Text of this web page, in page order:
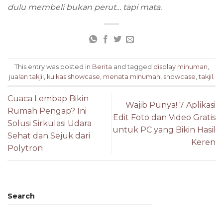
dulu membeli bukan perut… tapi mata.
This entry was posted in Berita and tagged display minuman
jualan takjil kulkas showcase menata minuman showcase takjil
Cuaca Lembap Bikin
Rumah Pengap? Ini
Solusi Sirkulasi Udara
Sehat dan Sejuk dari
Polytron
Wajib Punya! 7 Aplikasi
Edit Foto dan Video Gratis
untuk PC yang Bikin Hasil
Keren
Search